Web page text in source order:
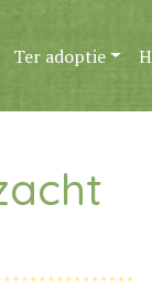
Ter adoptie